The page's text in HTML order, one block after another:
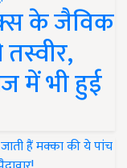
के जैविक
में भी हुई